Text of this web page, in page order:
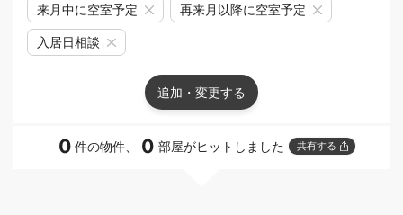
来月中に空室予定 再来月以降に空室予定
入居日相談
追加・変更する
0 件の物件、 0 部屋がヒットしました 共有する